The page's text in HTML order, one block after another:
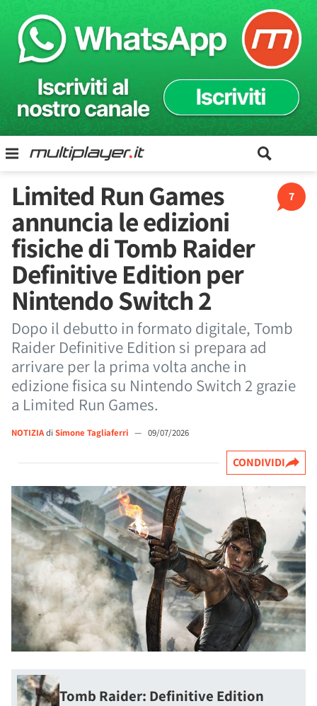
7
Limited Run Games
annuncia le edizioni
fisiche di Tomb Raider
Definitive Edition per
Nintendo Switch 2
Dopo il debutto in formato digitale, Tomb
Raider Definitive Edition si prepara ad
arrivare per la prima volta anche in
edizione fisica su Nintendo Switch 2 grazie
a Limited Run Games.
NOTIZIAdi Simone Tagliaferri — 09/07/2026
CONDIVIDI
Tomb Raider: Definitive Edition